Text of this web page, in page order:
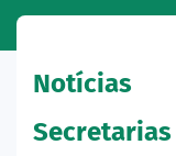
Notícias
Secretarias